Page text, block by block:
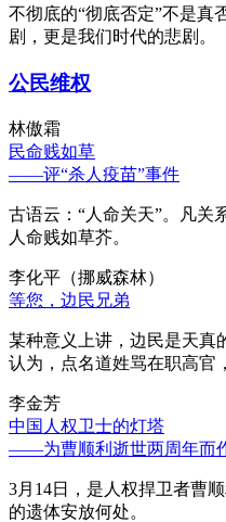
不彻底的“彻底否定”不是真
剧，更是我们时代的悲剧。
公民维权
林傲霜
民命贱如草
——评“杀人疫苗”事件
古语云：“人命关天”。凡关
人命贱如草芥。
李化平（挪威森林）
等您，边民兄弟
某种意义上讲，边民是天真
认为，点名道姓骂在职高官
李金芳
中国人权卫士的灯塔
——为曹顺利逝世两周年而
3月14日，是人权捍卫者曹
的遗体安放何处。